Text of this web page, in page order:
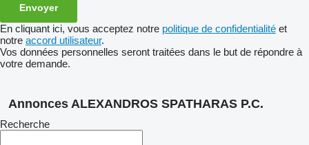
En cliquant ici, vous acceptez notre politique de confidentialité et
notre accord utilisateur.
Vos données personnelles seront traitées dans le but de répondre à
votre demande.
Annonces ALEXANDROS SPATHARAS P.C.
Recherche